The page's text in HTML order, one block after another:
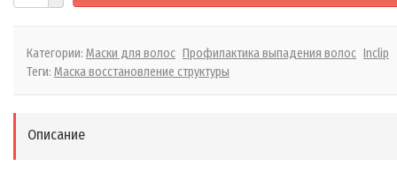
Категории: Маски для волос Профилактика выпадения волос Inclip
Теги: Маска восстановление структуры
Описание